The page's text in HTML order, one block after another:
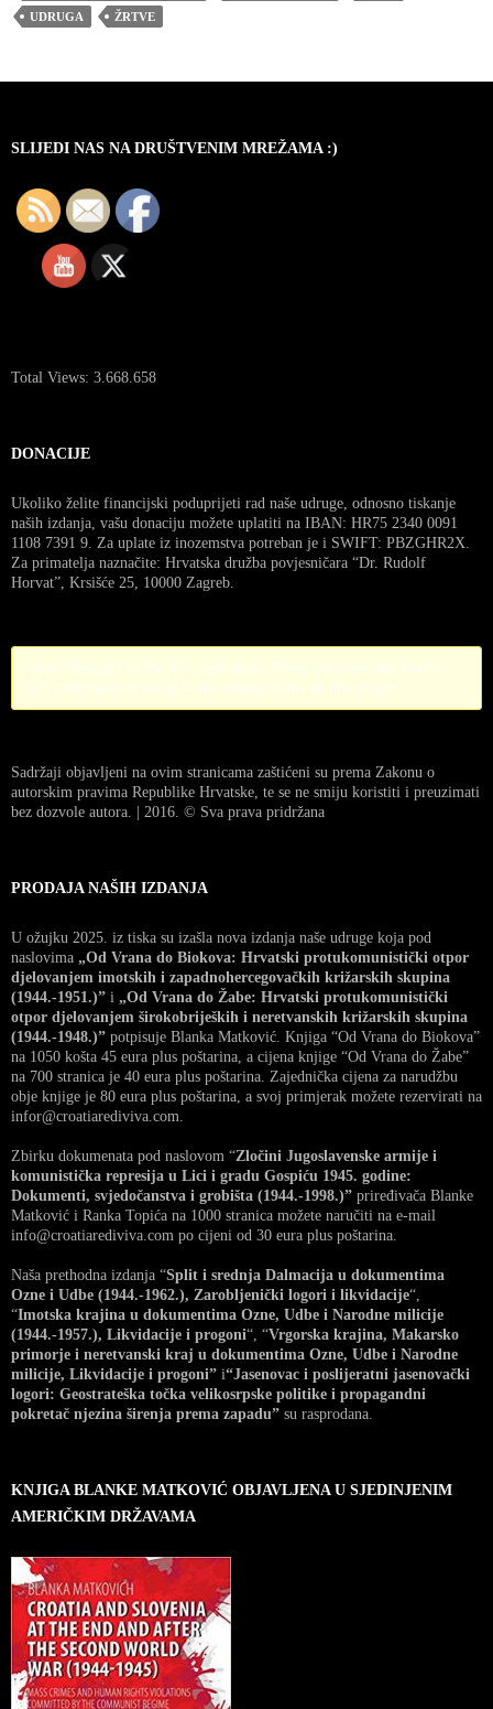
UDRUGA
ŽRTVE
SLIJEDI NAS NA DRUŠTVENIM MREŽAMA :)
Total Views: 3.668.658
DONACIJE
Ukoliko želite financijski poduprijeti rad naše udruge, odnosno tiskanje
naših izdanja, vašu donaciju možete uplatiti na IBAN: HR75 2340 0091
1108 7391 9. Za uplate iz inozemstva potreban je i SWIFT: PBZGHR2X.
Za primatelja naznačite: Hrvatska družba povjesničara “Dr. Rudolf
Horvat”, Krsišće 25, 10000 Zagreb.
Sadržaji objavljeni na ovim stranicama zaštićeni su prema Zakonu o
autorskim pravima Republike Hrvatske, te se ne smiju koristiti i preuzimati
bez dozvole autora. | 2016. © Sva prava pridržana
PRODAJA NAŠIH IZDANJA
U ožujku 2025. iz tiska su izašla nova izdanja naše udruge koja pod
naslovima „Od Vrana do Biokova: Hrvatski protukomunistički otpor
djelovanjem imotskih i zapadnohercegovačkih križarskih skupina
(1944.-1951.)” i „Od Vrana do Žabe: Hrvatski protukomunistički
otpor djelovanjem širokobrijeških i neretvanskih križarskih skupina
(1944.-1948.)” potpisuje Blanka Matković. Knjiga “Od Vrana do Biokova”
na 1050 košta 45 eura plus poštarina, a cijena knjige “Od Vrana do Žabe”
na 700 stranica je 40 eura plus poštarina. Zajednička cijena za narudžbu
obje knjige je 80 eura plus poštarina, a svoj primjerak možete rezervirati na
infor@croatiarediviva.com.
Zbirku dokumenata pod naslovom “Zločini Jugoslavenske armije i
komunistička represija u Lici i gradu Gospiću 1945. godine:
Dokumenti, svjedočanstva i grobišta (1944.-1998.)” priređivača Blanke
Matković i Ranka Topića na 1000 stranica možete naručiti na e-mail
info@croatiarediviva.com po cijeni od 30 eura plus poštarina.
Naša prethodna izdanja “Split i srednja Dalmacija u dokumentima
Ozne i Udbe (1944.-1962.), Zarobljenički logori i likvidacije“,
“Imotska krajina u dokumentima Ozne, Udbe i Narodne milicije
(1944.-1957.), Likvidacije i progoni“, “Vrgorska krajina, Makarsko
primorje i neretvanski kraj u dokumentima Ozne, Udbe i Narodne
milicije, Likvidacije i progoni” i“Jasenovac i poslijeratni jasenovački
logori: Geostrateška točka velikosrpske politike i propagandni
pokretač njezina širenja prema zapadu” su rasprodana.
KNJIGA BLANKE MATKOVIĆ OBJAVLJENA U SJEDINJENIM
AMERIČKIM DRŽAVAMA